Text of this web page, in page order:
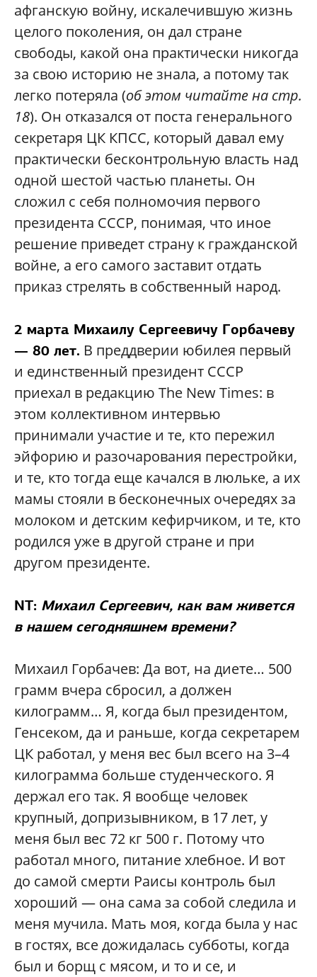
афганскую войну, искалечившую жизнь
целого поколения, он дал стране
свободы, какой она практически никогда
за свою историю не знала, а потому так
легко потеряла (об этом читайте на стр.
18). Он отказался от поста генерального
секретаря ЦК КПСС, который давал ему
практически бесконтрольную власть над
одной шестой частью планеты. Он
сложил с себя полномочия первого
президента СССР, понимая, что иное
решение приведет страну к гражданской
войне, а его самого заставит отдать
приказ стрелять в собственный народ.
2 марта Михаилу Сергеевичу Горбачеву
— 80 лет. В преддверии юбилея первый
и единственный президент СССР
приехал в редакцию The New Times: в
этом коллективном интервью
принимали участие и те, кто пережил
эйфорию и разочарования перестройки,
и те, кто тогда еще качался в люльке, а их
мамы стояли в бесконечных очередях за
молоком и детским кефирчиком, и те, кто
родился уже в другой стране и при
другом президенте.
NT: Михаил Сергеевич, как вам живется
в нашем сегодняшнем времени?
Михаил Горбачев: Да вот, на диете… 500
грамм вчера сбросил, а должен
килограмм… Я, когда был президентом,
Генсеком, да и раньше, когда секретарем
ЦК работал, у меня вес был всего на 3–4
килограмма больше студенческого. Я
держал его так. Я вообще человек
крупный, допризывником, в 17 лет, у
меня был вес 72 кг 500 г. Потому что
работал много, питание хлебное. И вот
до самой смерти Раисы контроль был
хороший — она сама за собой следила и
меня мучила. Мать моя, когда была у нас
в гостях, все дожидалась субботы, когда
был и борщ с мясом, и то и се, и